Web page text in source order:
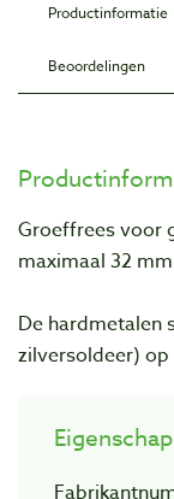
Productinformatie
Beoordelingen
Groeffrees voor
maximaal 32
De hardmetalen
zilversoldeer)